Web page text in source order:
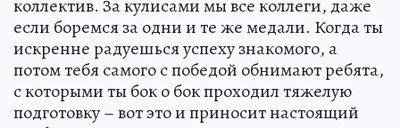
коллектив. За кулисами мы все коллеги, даже
если боремся за одни и те же медали. Когда ты
искренне радуешься успеху знакомого, а
потом тебя самого с победой обнимают ребята,
с которыми ты бок о бок проходил тяжелую
подготовку – вот это и приносит настоящий